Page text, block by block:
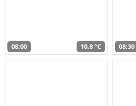
08:00 10,8 °C 08:30